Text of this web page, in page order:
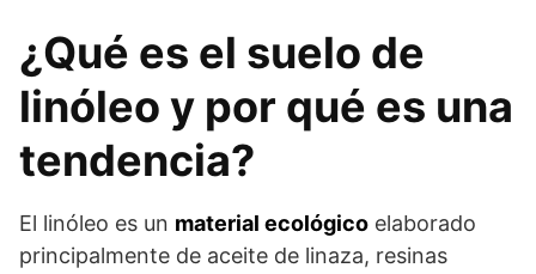
¿Qué es el suelo de
linóleo y por qué es una
tendencia?
El linóleo es un material ecológico elaborado
principalmente de aceite de linaza, resinas